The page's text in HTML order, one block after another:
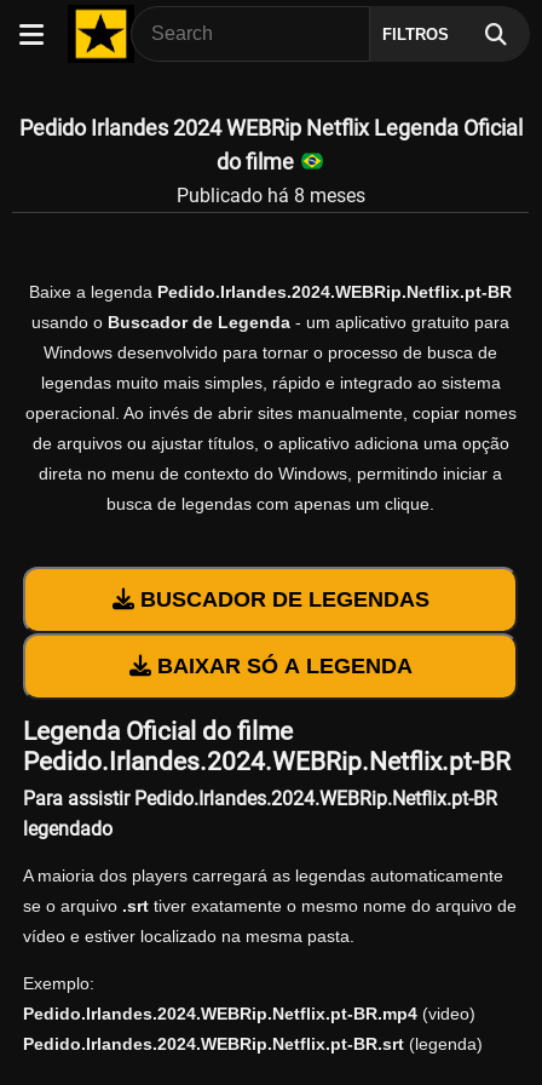
FILTROS
Pedido Irlandes 2024 WEBRip Netflix Legenda Oficial
do filme
Publicado há 8 meses
Baixe a legenda Pedido.Irlandes.2024.WEBRip.Netflix.pt-BR
usando o Buscador de Legenda - um aplicativo gratuito para
Windows desenvolvido para tornar o processo de busca de
legendas muito mais simples, rápido e integrado ao sistema
operacional. Ao invés de abrir sites manualmente, copiar nomes
de arquivos ou ajustar títulos, o aplicativo adiciona uma opção
direta no menu de contexto do Windows, permitindo iniciar a
busca de legendas com apenas um clique.
BUSCADOR DE LEGENDAS
BAIXAR SÓ A LEGENDA
Legenda Oficial do filme
Pedido.Irlandes.2024.WEBRip.Netflix.pt-BR
Para assistir Pedido.Irlandes.2024.WEBRip.Netflix.pt-BR
legendado
A maioria dos players carregará as legendas automaticamente
se o arquivo .srttiver exatamente o mesmo nome do arquivo de
vídeo e estiver localizado na mesma pasta.
Exemplo:
Pedido.Irlandes.2024.WEBRip.Netflix.pt-BR.mp4(video)
Pedido.Irlandes.2024.WEBRip.Netflix.pt-BR.srt(legenda)